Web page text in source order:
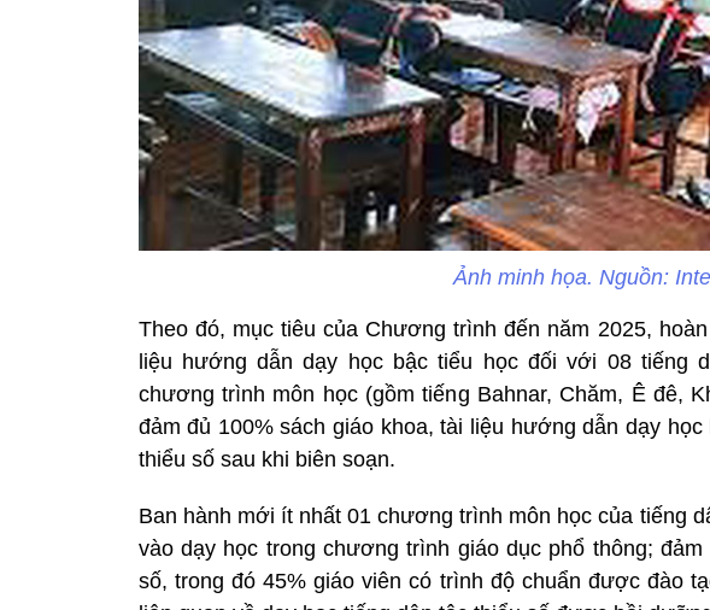
Ảnh minh họa. Nguồn:
Theo đó, mục tiêu của Chương trình đến năm 2025,
liệu hướng dẫn dạy học bậc tiểu học đối với 08 tiếng
chương trình môn học (gồm tiếng Bahnar, Chăm, Ê đê,
đảm đủ 100% sách giáo khoa, tài liệu hướng dẫn dạy
thiểu số sau khi biên soạn.
Ban hành mới ít nhất 01 chương trình môn học của tiếng
vào dạy học trong chương trình giáo dục phổ thông;
số, trong đó 45% giáo viên có trình độ chuẩn được đào